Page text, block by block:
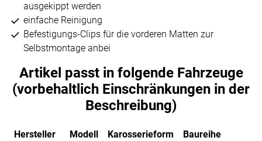
ausgekippt werden
einfache Reinigung
Befestigungs-Clips für die vorderen Matten zur
Selbstmontage anbei
Artikel passt in folgende Fahrzeuge
(vorbehaltlich Einschränkungen in der
Beschreibung)
Hersteller Modell Karosserieform Baureihe